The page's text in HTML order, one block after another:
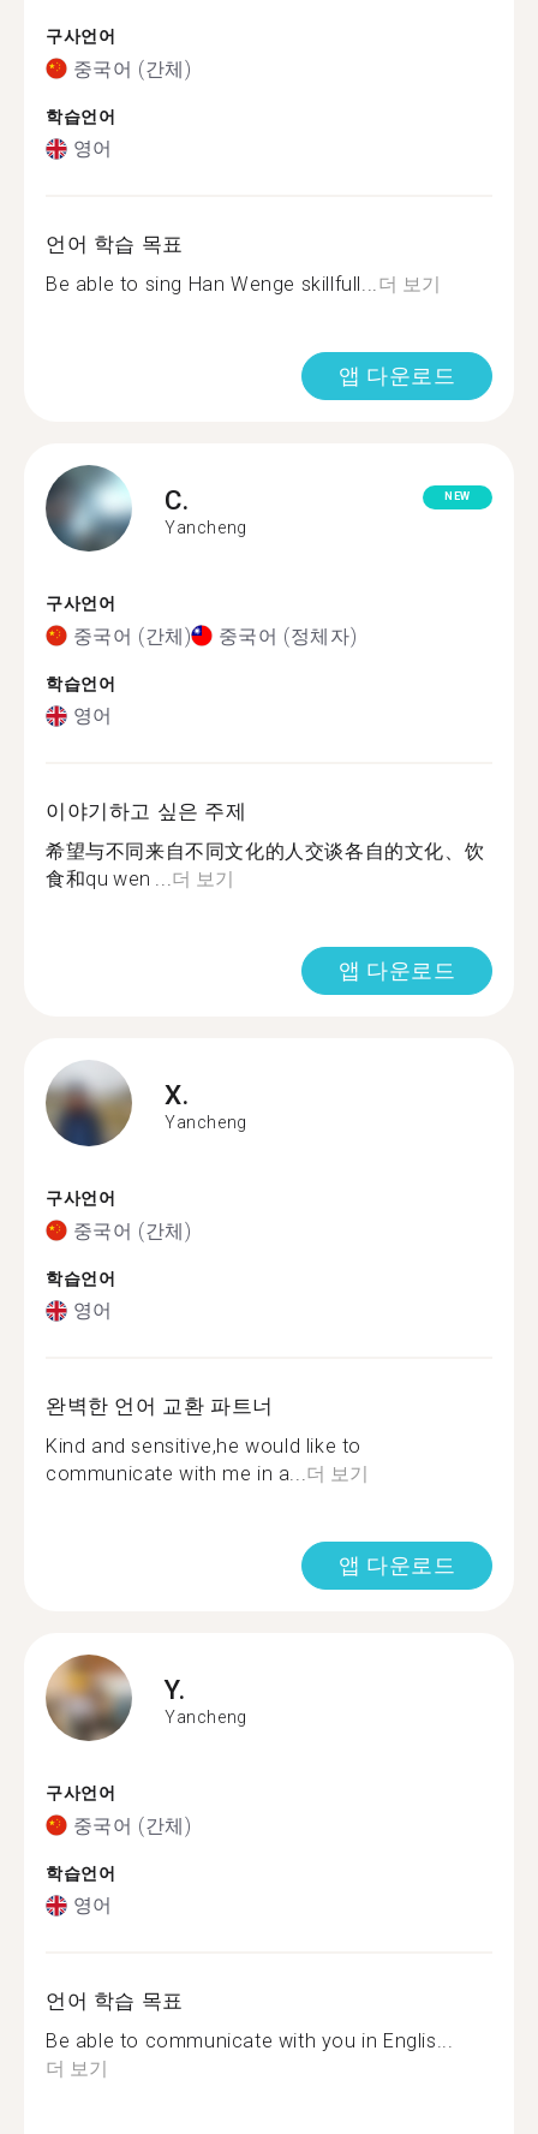
구사언어
중국어 (간체)
학습언어
영어
언어 학습 목표
Be able to sing Han Wenge skillfull...더 보기
앱 다운로드
C.
Yancheng
NEW
구사언어
중국어 (간체) 중국어 (정체자)
학습언어
영어
이야기하고 싶은 주제
希望与不同来自不同文化的人交谈各自的文化、饮
食和qu wen ...더 보기
앱 다운로드
X.
Yancheng
구사언어
중국어 (간체)
학습언어
영어
완벽한 언어 교환 파트너
Kind and sensitive,he would like to
communicate with me in a...더 보기
앱 다운로드
Y.
Yancheng
구사언어
중국어 (간체)
학습언어
영어
언어 학습 목표
Be able to communicate with you in Englis...
더 보기